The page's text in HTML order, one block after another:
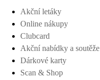
Akční letáky
Online nákupy
Clubcard
Akční nabídky a soutěže
Dárkové karty
Scan & Shop